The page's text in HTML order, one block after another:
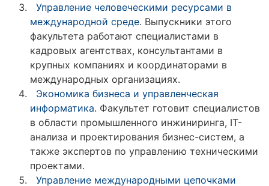
Управление человеческими ресурсами в
международной среде. Выпускники этого
факультета работают специалистами в
кадровых агентствах, консультантами в
крупных компаниях и координаторами в
международных организациях.
Экономика бизнеса и управленческая
информатика. Факультет готовит специалистов
в области промышленного инжиниринга, IT-
анализа и проектирования бизнес-систем, а
также экспертов по управлению техническими
проектами.
Управление международными цепочками